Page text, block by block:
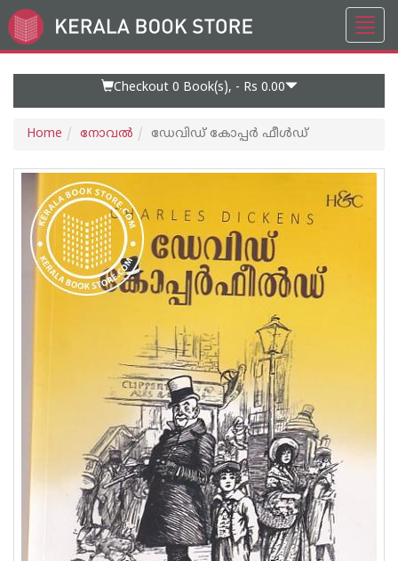
Go
to
Checkout 0 Book(s), - Rs 0.00
Home നോവല്‍ ഡേവിഡ് കോപ്പര്‍ ഫീള്‍ഡ്